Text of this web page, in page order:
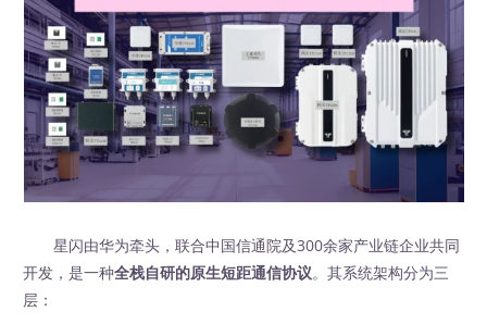
星闪由华为牵头，联合中国信通院及300余家产业链企业共同
开发，是一种全栈自研的原生短距通信协议。其系统架构分为三
层：